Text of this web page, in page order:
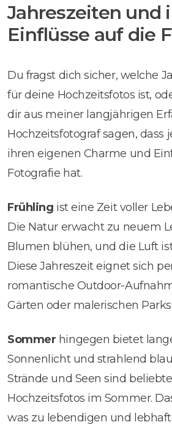
Jahreszeiten und
Einflüsse auf die
Du fragst dich sicher, welche
für deine Hochzeitsfotos ist,
dir aus meiner langjährigen
Hochzeitsfotograf sagen, dass
ihren eigenen Charme und
Fotografie hat.
Frühling ist eine Zeit voller
Die Natur erwacht zu neuem
Blumen blühen, und die Luft
Diese Jahreszeit eignet sich
romantische Outdoor-
Gärten oder malerischen Parks.
Sommer hingegen bietet
Sonnenlicht und strahlend
Strände und Seen sind
Hochzeitsfotos im Sommer.
was zu lebendigen und